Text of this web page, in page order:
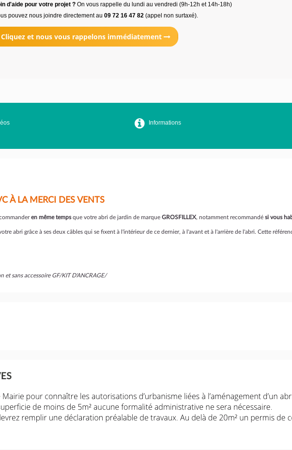
d'aide pour votre projet ?On vous rappelle du lundi au vendredi (9h-12h et 14h-18h)
pouvez nous joindre directement au 09 72 16 47 82(appel non surtaxé).
et nous vous rappelons immédiatement
Informations
À LA MERCI DES VENTS
en même tempsque votre abri de jardin de marque GROSFILLEX, notamment recommandé si vous
abri grâce à ses deux câbles qui se fixent à l'intérieur de ce dernier, à l'avant et à l'arrière de l'abri. Cette
sans accessoire GF/KIT D'ANCRAGE/